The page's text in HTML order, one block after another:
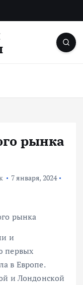
рынка
7 января, 2024
рынка
и
первых
в Европе.
и Лондонской